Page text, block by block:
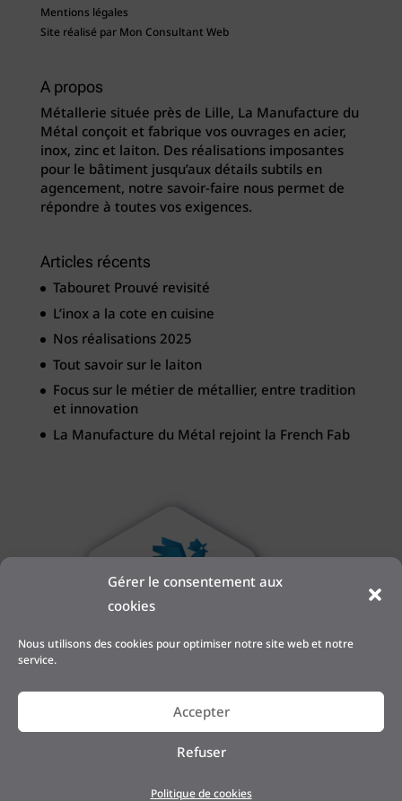
Gérer le consentement aux
cookies
Nous utilisons des cookies pour optimiser notre site web et notre
service.
Accepter
Refuser
Politique de cookies
Mentions légales
Site réalisé parMon Consultant Web
A propos
Métallerie située près de Lille, La Manufacture du
Métal conçoit et fabrique vos ouvrages en acier,
inox, zinc et laiton. Des réalisations imposantes
pour le bâtiment jusqu’aux détails subtils en
agencement, notre savoir-faire nous permet de
répondre à toutes vos exigences.
Articles récents
Tabouret Prouvé revisité
L’inox a la cote en cuisine
Nos réalisations 2025
Tout savoir sur le laiton
Focus sur le métier de métallier, entre tradition
et innovation
La Manufacture du Métal rejoint la French Fab